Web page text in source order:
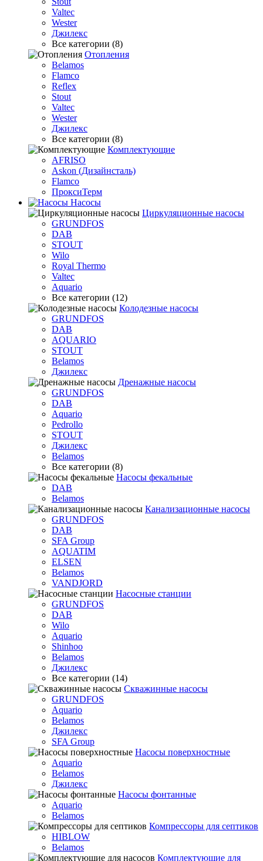
Valtec
Wester
Джилекс
Все категории (8)
Отопления
Belamos
Flamco
Reflex
Stout
Valtec
Wester
Джилекс
Все категории (8)
Комплектующие
AFRISO
Askon (Дизайнсталь)
Flamco
ПроксиТерм
Насосы
Циркуляционные насосы
GRUNDFOS
DAB
STOUT
Wilo
Royal Thermo
Valtec
Aquario
Все категории (12)
Колодезные насосы
GRUNDFOS
DAB
AQUARIO
STOUT
Belamos
Джилекс
Дренажные насосы
GRUNDFOS
DAB
Aquario
Pedrollo
STOUT
Джилекс
Belamos
Все категории (8)
Насосы фекальные
DAB
Belamos
Канализационные насосы
GRUNDFOS
DAB
SFA Group
AQUATIM
ELSEN
Belamos
VANDJORD
Насосные станции
GRUNDFOS
DAB
Wilo
Aquario
Shinhoo
Belamos
Джилекс
Все категории (14)
Скважинные насосы
GRUNDFOS
Aquario
Belamos
Джилекс
SFA Group
Насосы поверхностные
Aquario
Belamos
Джилекс
Насосы фонтанные
Aquario
Belamos
Компрессоры для септиков
HIBLOW
Belamos
Комплектующие для